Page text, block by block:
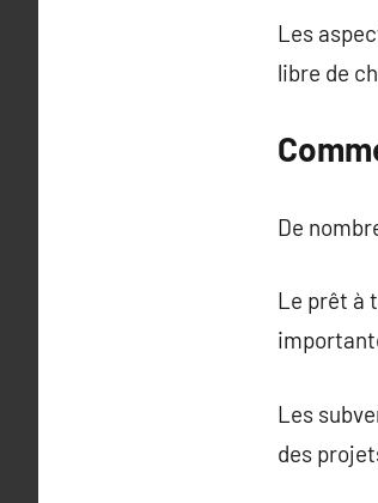
Les
libre de
De
Le prêt à
Les
des